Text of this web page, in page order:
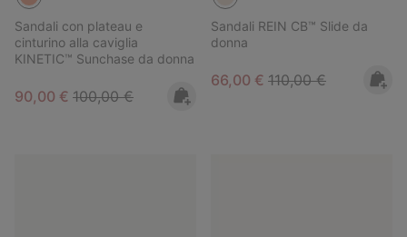
Sandali con plateau e
cinturino alla caviglia
KINETIC™ Sunchase da donna
Sale price:
90,00 € Regular price:
100,00 €
Sandali REIN CB™ Slide da
donna
Sale price:
66,00 € Regular price:
110,00 €